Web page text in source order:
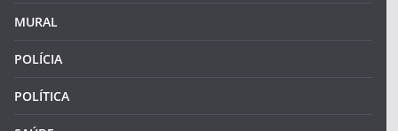
MURAL
POLÍCIA
POLÍTICA